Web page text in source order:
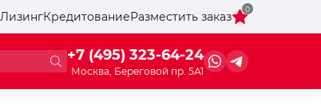
ЛизингКредитованиеРазместить заказ
0
+7 (495) 323-64-24
Москва, Береговой пр. 5А1